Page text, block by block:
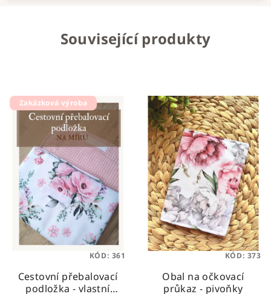
Související produkty
Zakázková výroba
Cestovní přebalovací
podložka - vlastní
KÓD: 361
Obal na očkovací
průkaz - pivoňky
KÓD: 373